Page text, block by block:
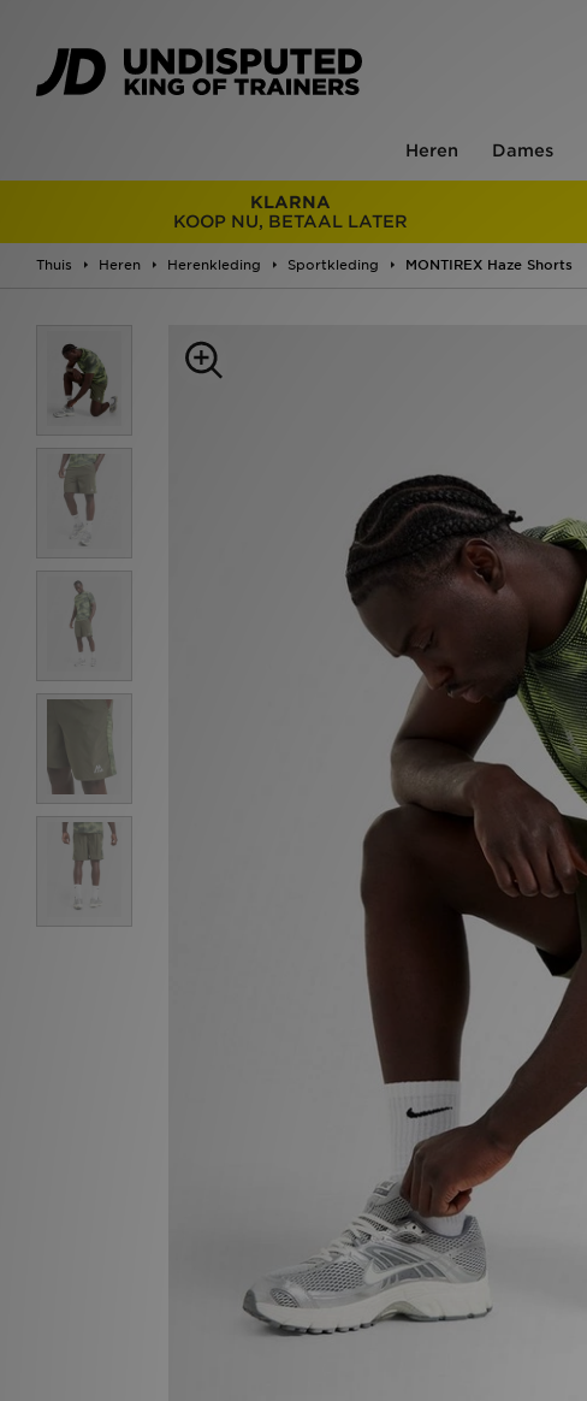
Heren Dames
KLARNA
KOOP NU, BETAAL LATER
Thuis Heren Herenkleding Sportkleding MONTIREX Haze Shorts